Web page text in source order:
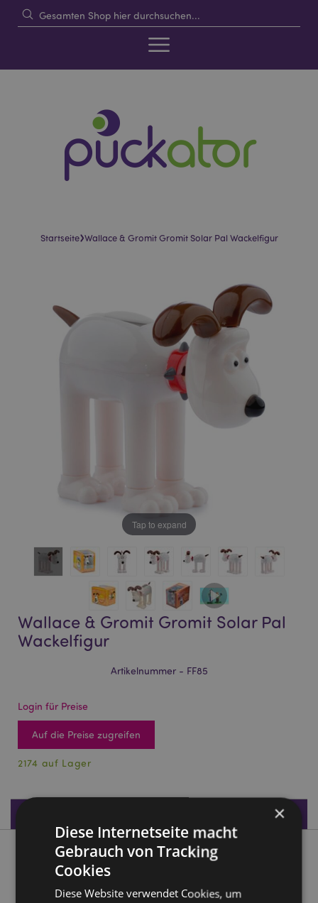
Startseite›Wallace & Gromit Gromit Solar Pal Wackelfigur
beginning
Tap to expand
Wallace & Gromit Gromit Solar Pal
Wackelfigur
Artikelnummer - FF85
Login für Preise
Auf die Preise zugreifen
2174 auf Lager
Produktbeschreibung
Wallace & Gromit Gromit Solar Pal Wackelfigur
×
Diese Internetseite macht
Gebrauch von Tracking
Cookies
Diese Website verwendet Cookies, um